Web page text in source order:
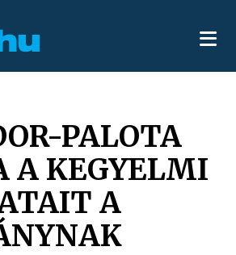
PALOTA
A KEGYELMI
A